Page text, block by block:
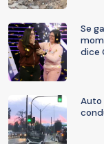
Se
dice
Auto